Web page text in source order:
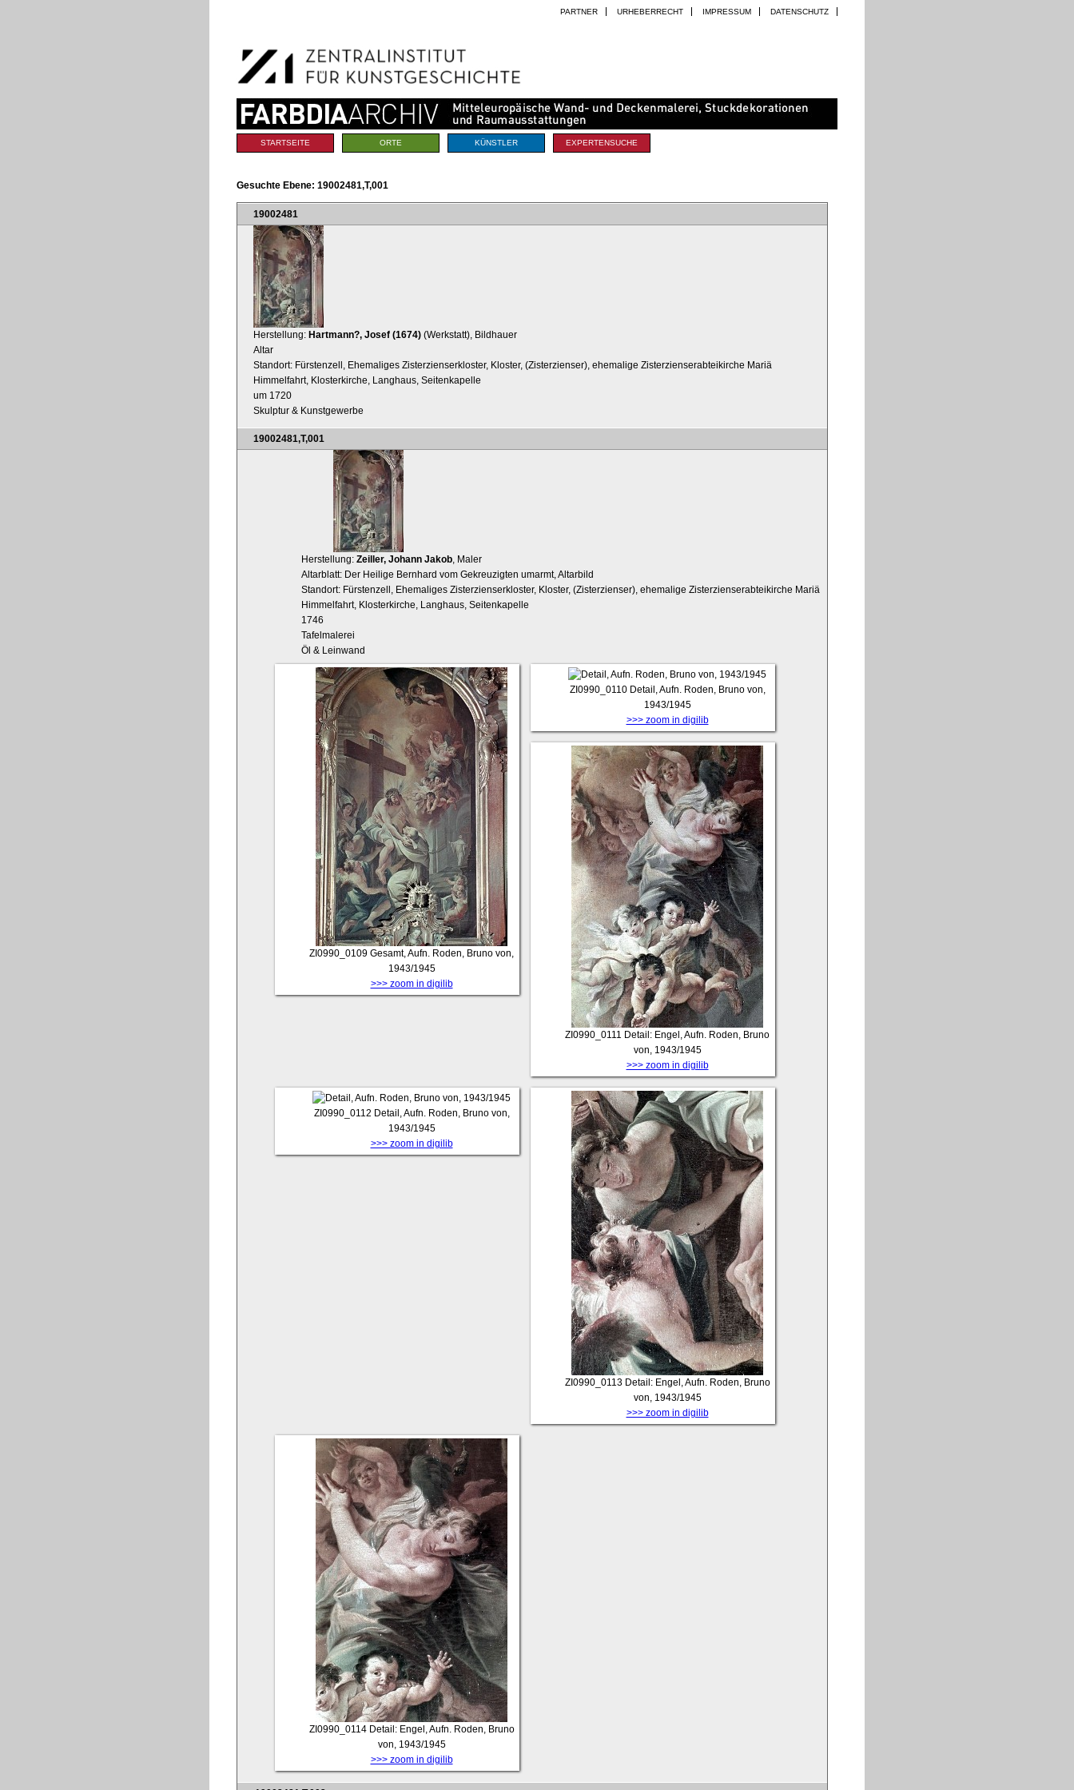
Navigation
PARTNER URHEBERRECHT IMPRESSUM DATENSCHUTZ
Sektionen
STARTSEITE ORTE KÜNSTLER EXPERTENSUCHE
Gesuchte Ebene: 19002481,T,001
19002481
Herstellung: Hartmann?, Josef (1674) (Werkstatt), Bildhauer
Altar
Standort: Fürstenzell, Ehemaliges Zisterzienserkloster, Kloster, (Zisterzienser), ehemalige Zisterzienserabteikirche Mariä
Himmelfahrt, Klosterkirche, Langhaus, Seitenkapelle
um 1720
Skulptur & Kunstgewerbe
19002481,T,001
Herstellung: Zeiller, Johann Jakob, Maler
Altarblatt: Der Heilige Bernhard vom Gekreuzigten umarmt, Altarbild
Standort: Fürstenzell, Ehemaliges Zisterzienserkloster, Kloster, (Zisterzienser), ehemalige Zisterzienserabteikirche Mariä
Himmelfahrt, Klosterkirche, Langhaus, Seitenkapelle
1746
Tafelmalerei
Öl & Leinwand
ZI0990_0109 Gesamt, Aufn. Roden, Bruno von,
1943/1945
>>> zoom in digilib
ZI0990_0110 Detail, Aufn. Roden, Bruno von,
1943/1945
>>> zoom in digilib
ZI0990_0111 Detail: Engel, Aufn. Roden, Bruno
von, 1943/1945
>>> zoom in digilib
ZI0990_0112 Detail, Aufn. Roden, Bruno von,
1943/1945
>>> zoom in digilib
ZI0990_0113 Detail: Engel, Aufn. Roden, Bruno
von, 1943/1945
>>> zoom in digilib
ZI0990_0114 Detail: Engel, Aufn. Roden, Bruno
von, 1943/1945
>>> zoom in digilib